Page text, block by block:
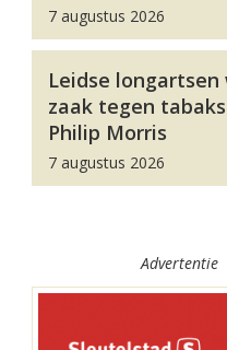
7 augustus 2026
Leidse longartsen
zaak tegen
Philip Morris
7 augustus 2026
Advertentie